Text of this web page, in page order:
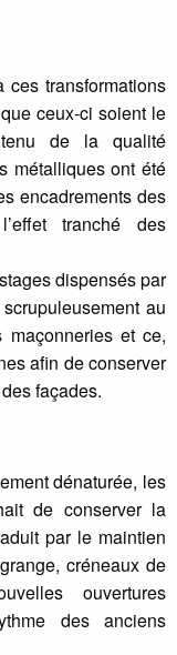
transformations
ceux-ci soient le
de la qualité
métalliques ont été
encadrements des
tranché des
dispensés par
au
et ce,
afin de conserver
façades.
dénaturée, les
de conserver la
par le maintien
créneaux de
ouvertures
des anciens